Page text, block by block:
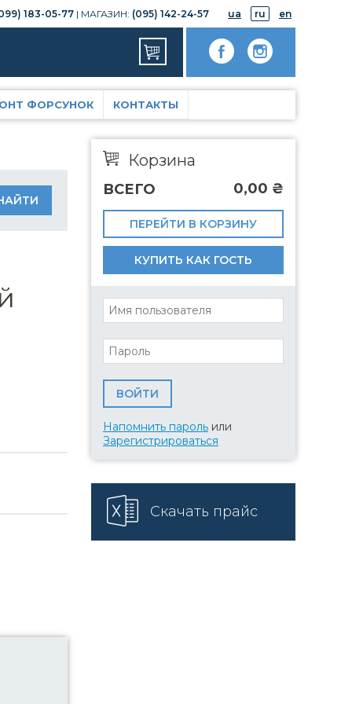
183-05-77 | МАГАЗИН: (095) 142-24-57 ua ru en
ФОРСУНОК КОНТАКТЫ
Корзина
ВСЕГО 0,00 ₴
ПЕРЕЙТИ В КОРЗИНУ
КУПИТЬ КАК ГОСТЬ
Напомнить пароль или
Зарегистрироваться
Скачать прайс